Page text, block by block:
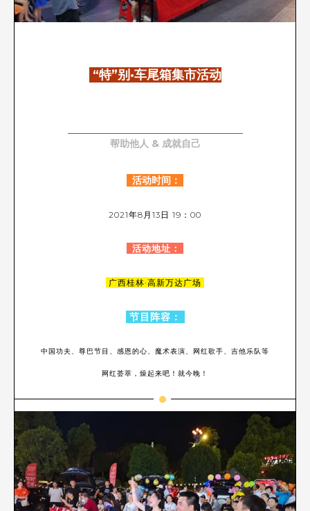
“特”别·车尾箱集市活动
帮助他人 & 成就自己
活动时间：
2021年8月13日 19：00
活动地址：
广西桂林·高新万达广场
节目阵容：
中国功夫、尊巴节目、感恩的心、魔术表演、网红歌手、吉他乐队等
网红荟萃，燥起来吧！就今晚！